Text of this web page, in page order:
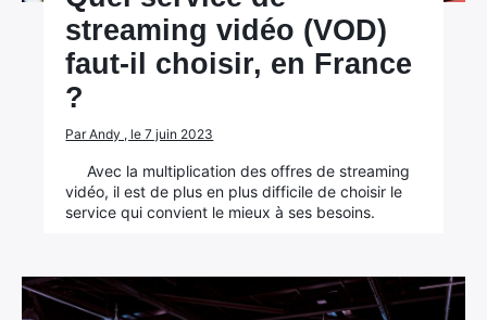
streaming vidéo (VOD)
faut-il choisir, en France
?
Par Andy , le 7 juin 2023
Avec la multiplication des offres de streaming
vidéo, il est de plus en plus difficile de choisir le
service qui convient le mieux à ses besoins.